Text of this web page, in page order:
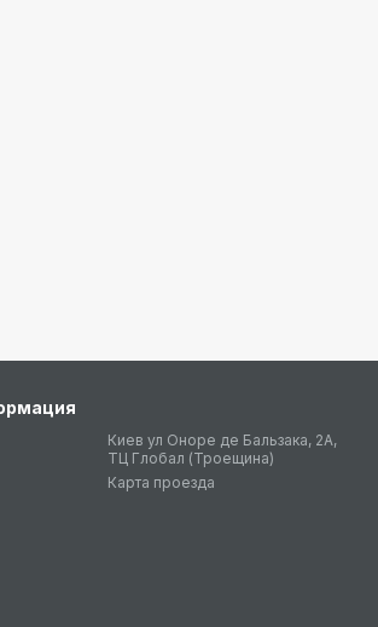
Киев ул Оноре де Бальзака, 2А,
ТЦ Глобал (Троещина)
Карта проезда